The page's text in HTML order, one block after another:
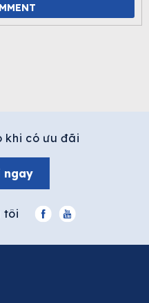
khi có ưu đãi
ngay
tôi